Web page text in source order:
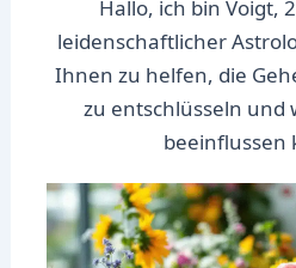
Hallo, ich bin Voigt,
leidenschaftlicher
Ihnen zu helfen, die
zu entschlüsseln und
beeinflussen